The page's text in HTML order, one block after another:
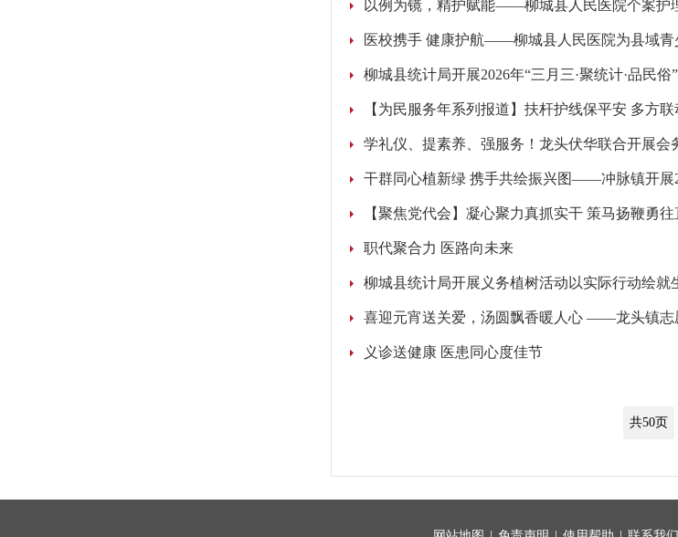
以例为镜，精护赋能——柳城县人民医院个案护
医校携手 健康护航——柳城县人民医院为县域青
柳城县统计局开展2026年“三月三·聚统计·品民俗
【为民服务年系列报道】扶杆护线保平安 多
学礼仪、提素养、强服务！龙头伏华联合开展会
干群同心植新绿 携手共绘振兴图——冲脉镇开展
职代聚合力 医路向未来
柳城县统计局开展义务植树活动以实际行动绘就
喜迎元宵送关爱，汤圆飘香暖人心 ——龙头镇志
义诊送健康 医患同心度佳节
共50页